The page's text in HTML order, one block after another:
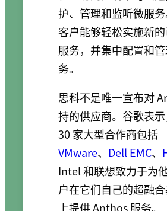
护、管理和监听微服务
客户能够轻松实施新
服务，并集中配置和
务。
思科不是唯一宣布对
持的供应商。谷歌表
30 家大型合作商包括
VMware、 Dell EMC、
Intel 和联想致力于为
户在它们自己的超融
上提供 Anthos 服务。